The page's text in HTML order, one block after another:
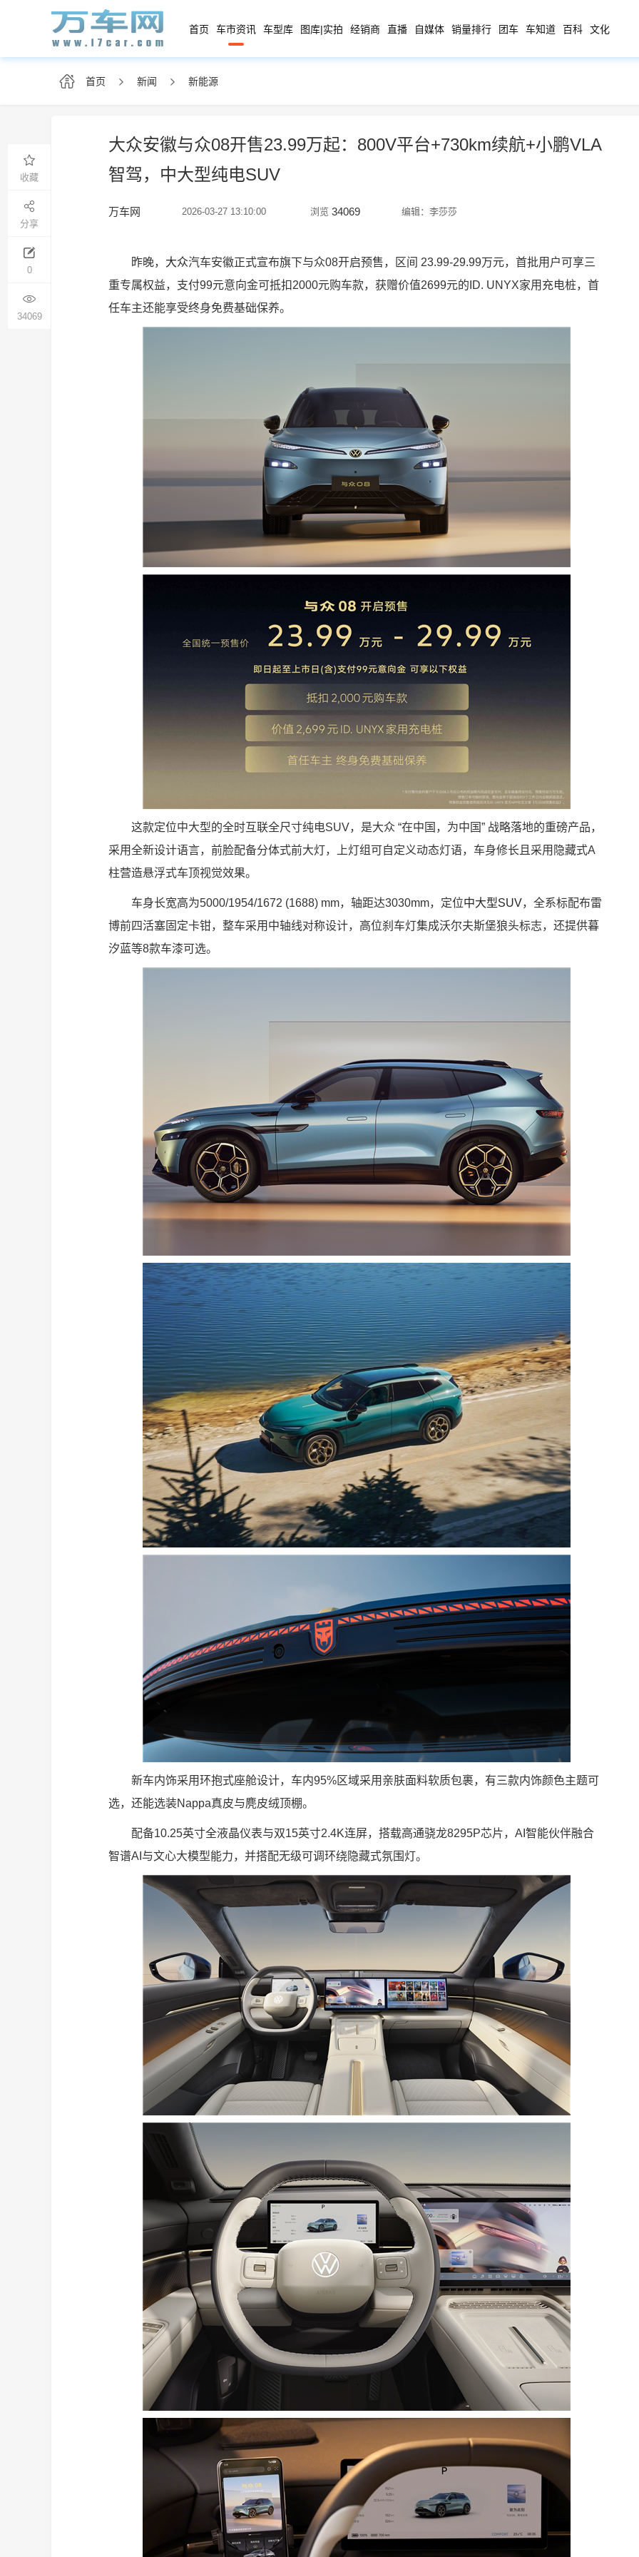
首页 车市资讯 车型库 图库|实拍 经销商 直播 自媒体 销量排行 团车 车知道 百科 文化
首页 新闻 新能源
大众安徽与众08开售23.99万起：800V平台+730km续航+小鹏VLA
智驾，中大型纯电SUV
万车网 2026-03-27 13:10:00 浏览 34069 编辑：李莎莎
收藏
分享
0
34069
昨晚， 大众汽车安徽正式宣布旗下与众08开启预售，区间 23.99-29.99万元，首批用户可享三
重专属权益，支付99元意向金可抵扣2000元购车款，获赠价值2699元的ID. UNYX家用充电桩，首
任车主还能享受终身免费基础保养。
这款定位中大型的全时互联全尺寸纯电SUV，是大众 “在中国，为中国” 战略落地的重磅产品，
采用全新设计语言，前脸配备分体式前大灯，上灯组可自定义动态灯语，车身修长且采用隐藏式A
柱营造悬浮式车顶视觉效果。
车身长宽高为5000/1954/1672 (1688) mm，轴距达3030mm，定位中大型SUV，全系标配布雷
博前四活塞固定卡钳，整车采用中轴线对称设计，高位刹车灯集成沃尔夫斯堡狼头标志，还提供暮
汐蓝等8款车漆可选。
新车内饰采用环抱式座舱设计，车内95%区域采用亲肤面料软质包裹，有三款内饰颜色主题可
选，还能选装Nappa真皮与麂皮绒顶棚。
配备10.25英寸全液晶仪表与双15英寸2.4K连屏，搭载高通骁龙8295P芯片，AI智能伙伴融合
智谱AI与文心大模型能力，并搭配无级可调环绕隐藏式氛围灯。